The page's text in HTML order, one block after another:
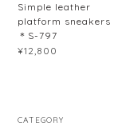
Simple leather
platform sneakers
＊S-797
¥12,800
CATEGORY